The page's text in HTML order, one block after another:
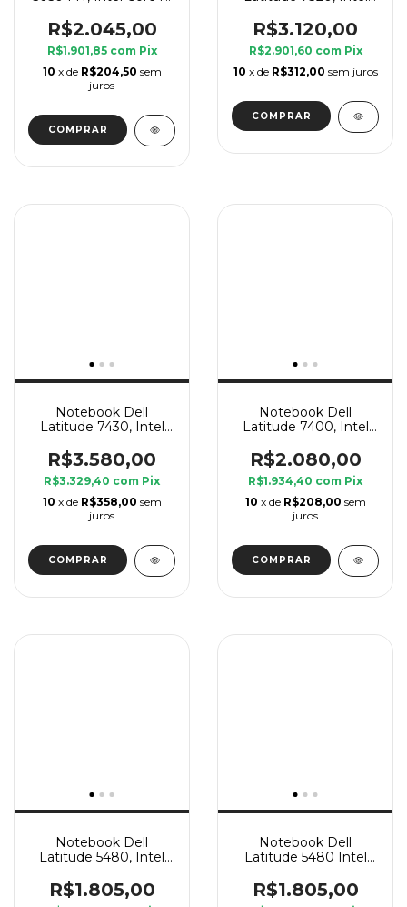
SSD 240 GB
R$2.045,00
R$1.901,85 com Pix
10 x de R$204,50 sem
juros
16 GB Ram, SSD 240
GB
R$3.120,00
R$2.901,60 com Pix
10 x de R$312,00 sem juros
Notebook Dell
Latitude 7430, Intel
16 GB Ram, SSD 240
GB
R$3.580,00
R$3.329,40 com Pix
10 x de R$358,00 sem
juros
Notebook Dell
Latitude 7400, Intel
GB Ram, SSD 240 GB
R$2.080,00
R$1.934,40 com Pix
10 x de R$208,00 sem
juros
Notebook Dell
Latitude 5480, Intel
GB Ram, SSD 240 GB
R$1.805,00
Notebook Dell
Latitude 5480 Intel
SSD 240 GB
R$1.805,00